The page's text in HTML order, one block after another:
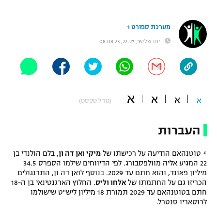
"מחצית בשכונה" – פודקאסט
תקנון עבור פעילות אלקטרה
תקנון עבור פעילות ספורט 1 – "מרלן"
תנאי שימוש
היאבקות WWE
אופניים
כדורמים
פוטבול אמריקאי NFL
בייסבול MLB
ספורט אתגרי ואקסטרים
אומנויות לחימה
מערכת ספורט 1
יום שלישי, 22:27, 08.08.23
א א א א (גודל טקסט)
העברות
* טוטנהאם הודיעה על רכישתו של מיקי ואן דה ון, בלם הולנדי בן
22 המגיע אליה מוולפסבורג. לפי הדיווחים שילמו הספרס 34.5
מיליון פאונד, והוא חתם עד 2029. בנוסף לואן דה ון, התרנגולים
הכריזו גם על החתמתו של אלחו וליס
. החלוץ הארגנטינאי בן ה-18
חתם בטוטנהאם עד 2029 תמורת 18 מיליון ליש"ט שישולמו
לרוסאריו סנטרל.